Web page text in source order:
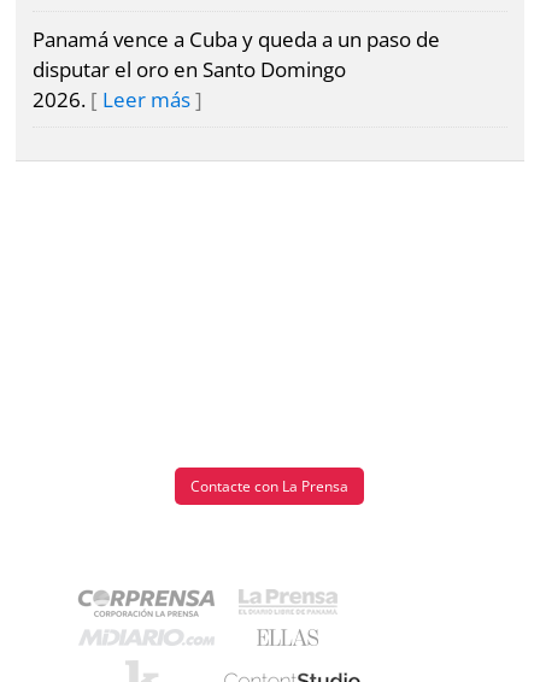
Panamá vence a Cuba y queda a un paso de
disputar el oro en Santo Domingo
2026.
Leer más
Contacte con La Prensa